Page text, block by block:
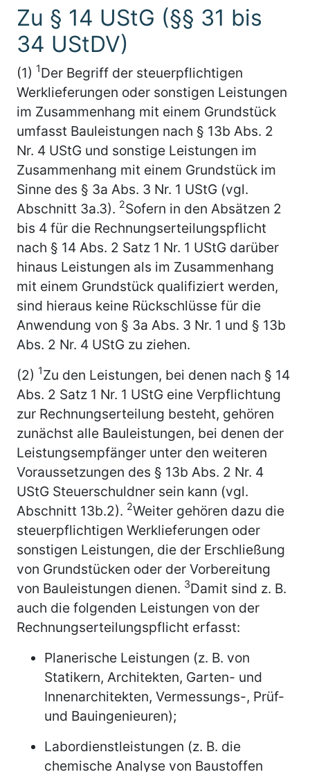
Zu § 14 UStG (§§ 31 bis
34 UStDV)
(1) 1Der Begriff der steuerpflichtigen
Werklieferungen oder sonstigen Leistungen
im Zusammenhang mit einem Grundstück
umfasst Bauleistungen nach § 13b Abs. 2
Nr. 4 UStG und sonstige Leistungen im
Zusammenhang mit einem Grundstück im
Sinne des § 3a Abs. 3 Nr. 1 UStG (vgl.
Abschnitt 3a.3). 2Sofern in den Absätzen 2
bis 4 für die Rechnungserteilungspflicht
nach § 14 Abs. 2 Satz 1 Nr. 1 UStG darüber
hinaus Leistungen als im Zusammenhang
mit einem Grundstück qualifiziert werden,
sind hieraus keine Rückschlüsse für die
Anwendung von § 3a Abs. 3 Nr. 1 und § 13b
Abs. 2 Nr. 4 UStG zu ziehen.
(2) 1Zu den Leistungen, bei denen nach § 14
Abs. 2 Satz 1 Nr. 1 UStG eine Verpflichtung
zur Rechnungserteilung besteht, gehören
zunächst alle Bauleistungen, bei denen der
Leistungsempfänger unter den weiteren
Voraussetzungen des § 13b Abs. 2 Nr. 4
UStG Steuerschuldner sein kann (vgl.
Abschnitt 13b.2). 2Weiter gehören dazu die
steuerpflichtigen Werklieferungen oder
sonstigen Leistungen, die der Erschließung
von Grundstücken oder der Vorbereitung
von Bauleistungen dienen. 3Damit sind z. B.
auch die folgenden Leistungen von der
Rechnungserteilungspflicht erfasst:
Planerische Leistungen (z. B. von
Statikern, Architekten, Garten- und
Innenarchitekten, Vermessungs-, Prüf-
und Bauingenieuren);
Labordienstleistungen (z. B. die
chemische Analyse von Baustoffen